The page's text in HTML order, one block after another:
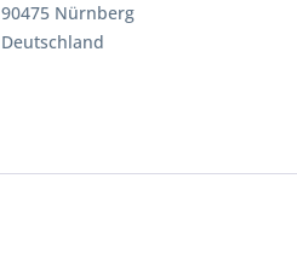
90475 Nürnberg
Deutschland